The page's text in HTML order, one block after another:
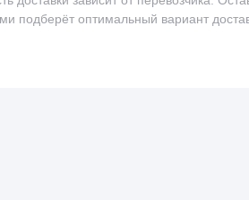
подберёт оптимальный вариант